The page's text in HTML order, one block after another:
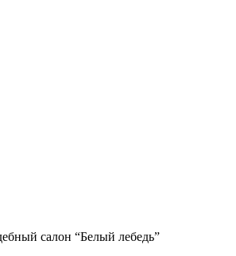
салон “Белый лебедь”